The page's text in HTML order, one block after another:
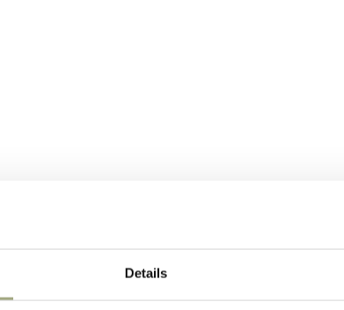
Details
(NBCC), een netwerk van bedrijven die